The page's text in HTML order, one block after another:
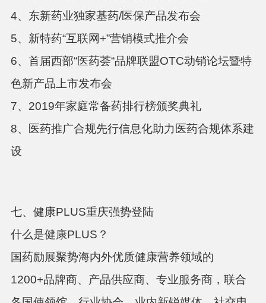
4、东新药业独家基药/医保产品发布会
5、新特药“互联网+”营销模式推介会
6、首届西部“医药荟“品牌联盟OTC动销论坛暨特
色新产品上市发布会
7、2019年家庭常备药排行榜颁奖典礼
8、医药推广合规先行信息化助力医药合规体系建
设
七、健康PLUS重庆强势登陆
什么是健康PLUS？
国药励展聚势海内外优质健康营养领域的
1200+品牌商、产品供应商、专业服务商，联合